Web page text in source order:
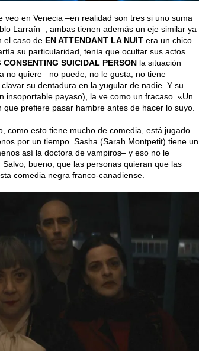
en Venecia –en realidad son tres si uno suma
Larraín–, ambas tienen además un eje similar ya
el caso de EN ATTENDANT LA NUITera un chico
su particularidad, tenía que ocultar sus actos.
CONSENTING SUICIDAL PERSONla situación
no quiere –no puede, no le gusta, no tiene
su dentadura en la yugular de nadie. Y su
insoportable payaso), la ve como un fracaso. «Un
prefiere pasar hambre antes de hacer lo suyo.
como esto tiene mucho de comedia, está jugado
por un tiempo. Sasha (Sarah Montpetit) tiene un
así la doctora de vampiros– y eso no le
bueno, que las personas quieran que las
comedia negra franco-canadiense.